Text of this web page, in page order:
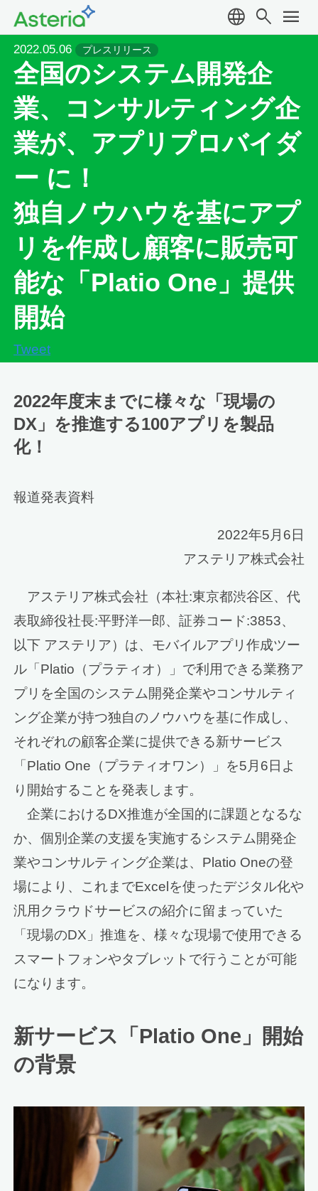
language search menu
2022.05.06 プレスリリース
全国のシステム開発企
業、コンサルティング企
業が、アプリプロバイダ
ー に！
独自ノウハウを基にアプ
リを作成し顧客に販売可
能な「Platio One」提供
開始
Tweet
2022年度末までに様々な「現場の
DX」を推進する100アプリを製品
化！
報道発表資料
2022年5月6日
アステリア株式会社
アステリア株式会社（本社:東京都渋谷区、代
表取締役社長:平野洋一郎、証券コード:3853、
以下 アステリア）は、モバイルアプリ作成ツー
ル「Platio（プラティオ）」で利用できる業務ア
プリを全国のシステム開発企業やコンサルティ
ング企業が持つ独自のノウハウを基に作成し、
それぞれの顧客企業に提供できる新サービス
「Platio One（プラティオワン）」を5月6日よ
り開始することを発表します。
企業におけるDX推進が全国的に課題となるな
か、個別企業の支援を実施するシステム開発企
業やコンサルティング企業は、Platio Oneの登
場により、これまでExcelを使ったデジタル化や
汎用クラウドサービスの紹介に留まっていた
「現場のDX」推進を、様々な現場で使用できる
スマートフォンやタブレットで行うことが可能
になります。
新サービス「Platio One」開始
の背景